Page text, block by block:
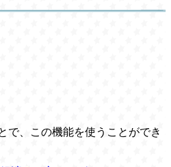
で、この機能を使うことができ